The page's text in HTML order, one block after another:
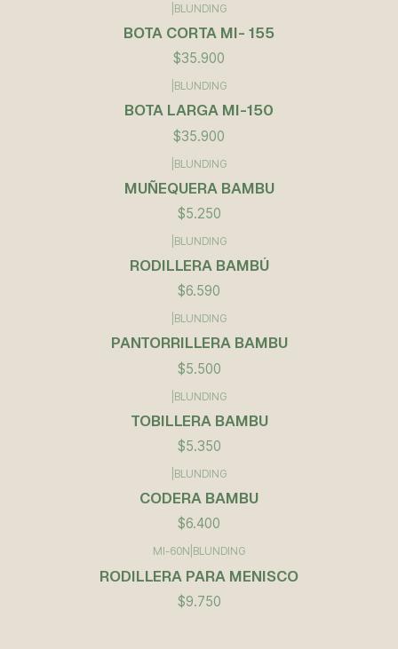
BLUNDING
BOTA CORTA MI- 155
$35.900
BLUNDING
BOTA LARGA MI-150
$35.900
BLUNDING
MUÑEQUERA BAMBU
$5.250
BLUNDING
RODILLERA BAMBÚ
$6.590
BLUNDING
PANTORRILLERA BAMBU
$5.500
BLUNDING
TOBILLERA BAMBU
$5.350
BLUNDING
CODERA BAMBU
$6.400
MI-60N BLUNDING
RODILLERA PARA MENISCO
$9.750